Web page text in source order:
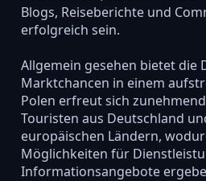
Blogs, Reiseberichte und
erfolgreich sein.
Allgemein gesehen bietet die
Marktchancen in einem
Polen erfreut sich
Touristen aus Deutschland
europäischen Ländern,
Möglichkeiten für
Informationsangebote